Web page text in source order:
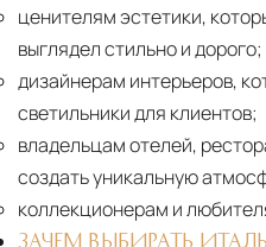
ценителям эстетики,
выглядел стильно и дорого;
дизайнерам интерьеров,
светильники для клиентов;
владельцам отелей,
создать уникальную
коллекционерам и
ЗАЧЕМ ВЫБИРАТЬ